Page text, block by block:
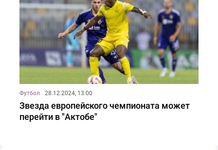
Футбол 28.12.2024, 13:00
Звезда европейского чемпионата может
перейти в "Актобе"